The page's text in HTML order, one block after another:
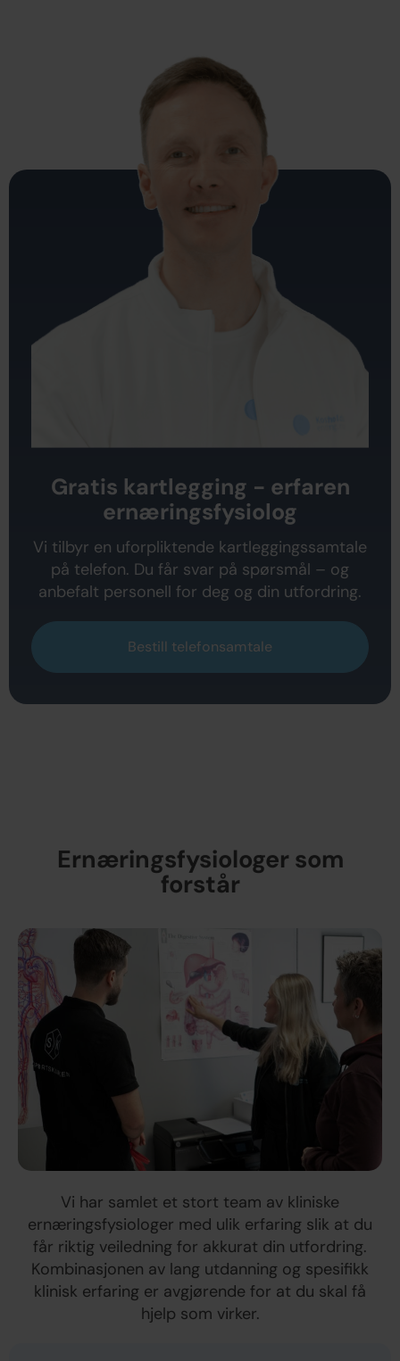
Gratis kartlegging - erfaren
ernæringsfysiolog
Vi tilbyr en uforpliktende kartleggingssamtale
på telefon. Du får svar på spørsmål – og
anbefalt personell for deg og din utfordring.
Bestill telefonsamtale
Ernæringsfysiologer som
forstår
Vi har samlet et stort team av kliniske
ernæringsfysiologer med ulik erfaring slik at du
får riktig veiledning for akkurat din utfordring.
Kombinasjonen av lang utdanning og spesifikk
klinisk erfaring er avgjørende for at du skal få
hjelp som virker.